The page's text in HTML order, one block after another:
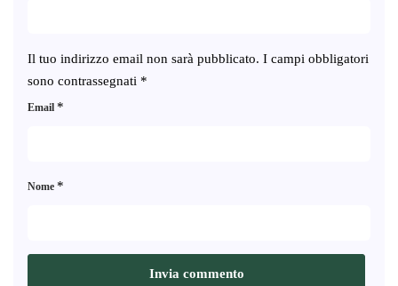
Il tuo indirizzo email non sarà pubblicato. I campi obbligatori
sono contrassegnati *
Nome *
Email *